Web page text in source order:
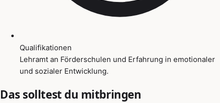
Qualifikationen
Lehramt an Förderschulen und Erfahrung in emotionaler
und sozialer Entwicklung.
Das solltest du mitbringen